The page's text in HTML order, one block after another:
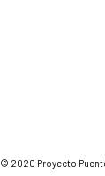
© 2020 Proyecto